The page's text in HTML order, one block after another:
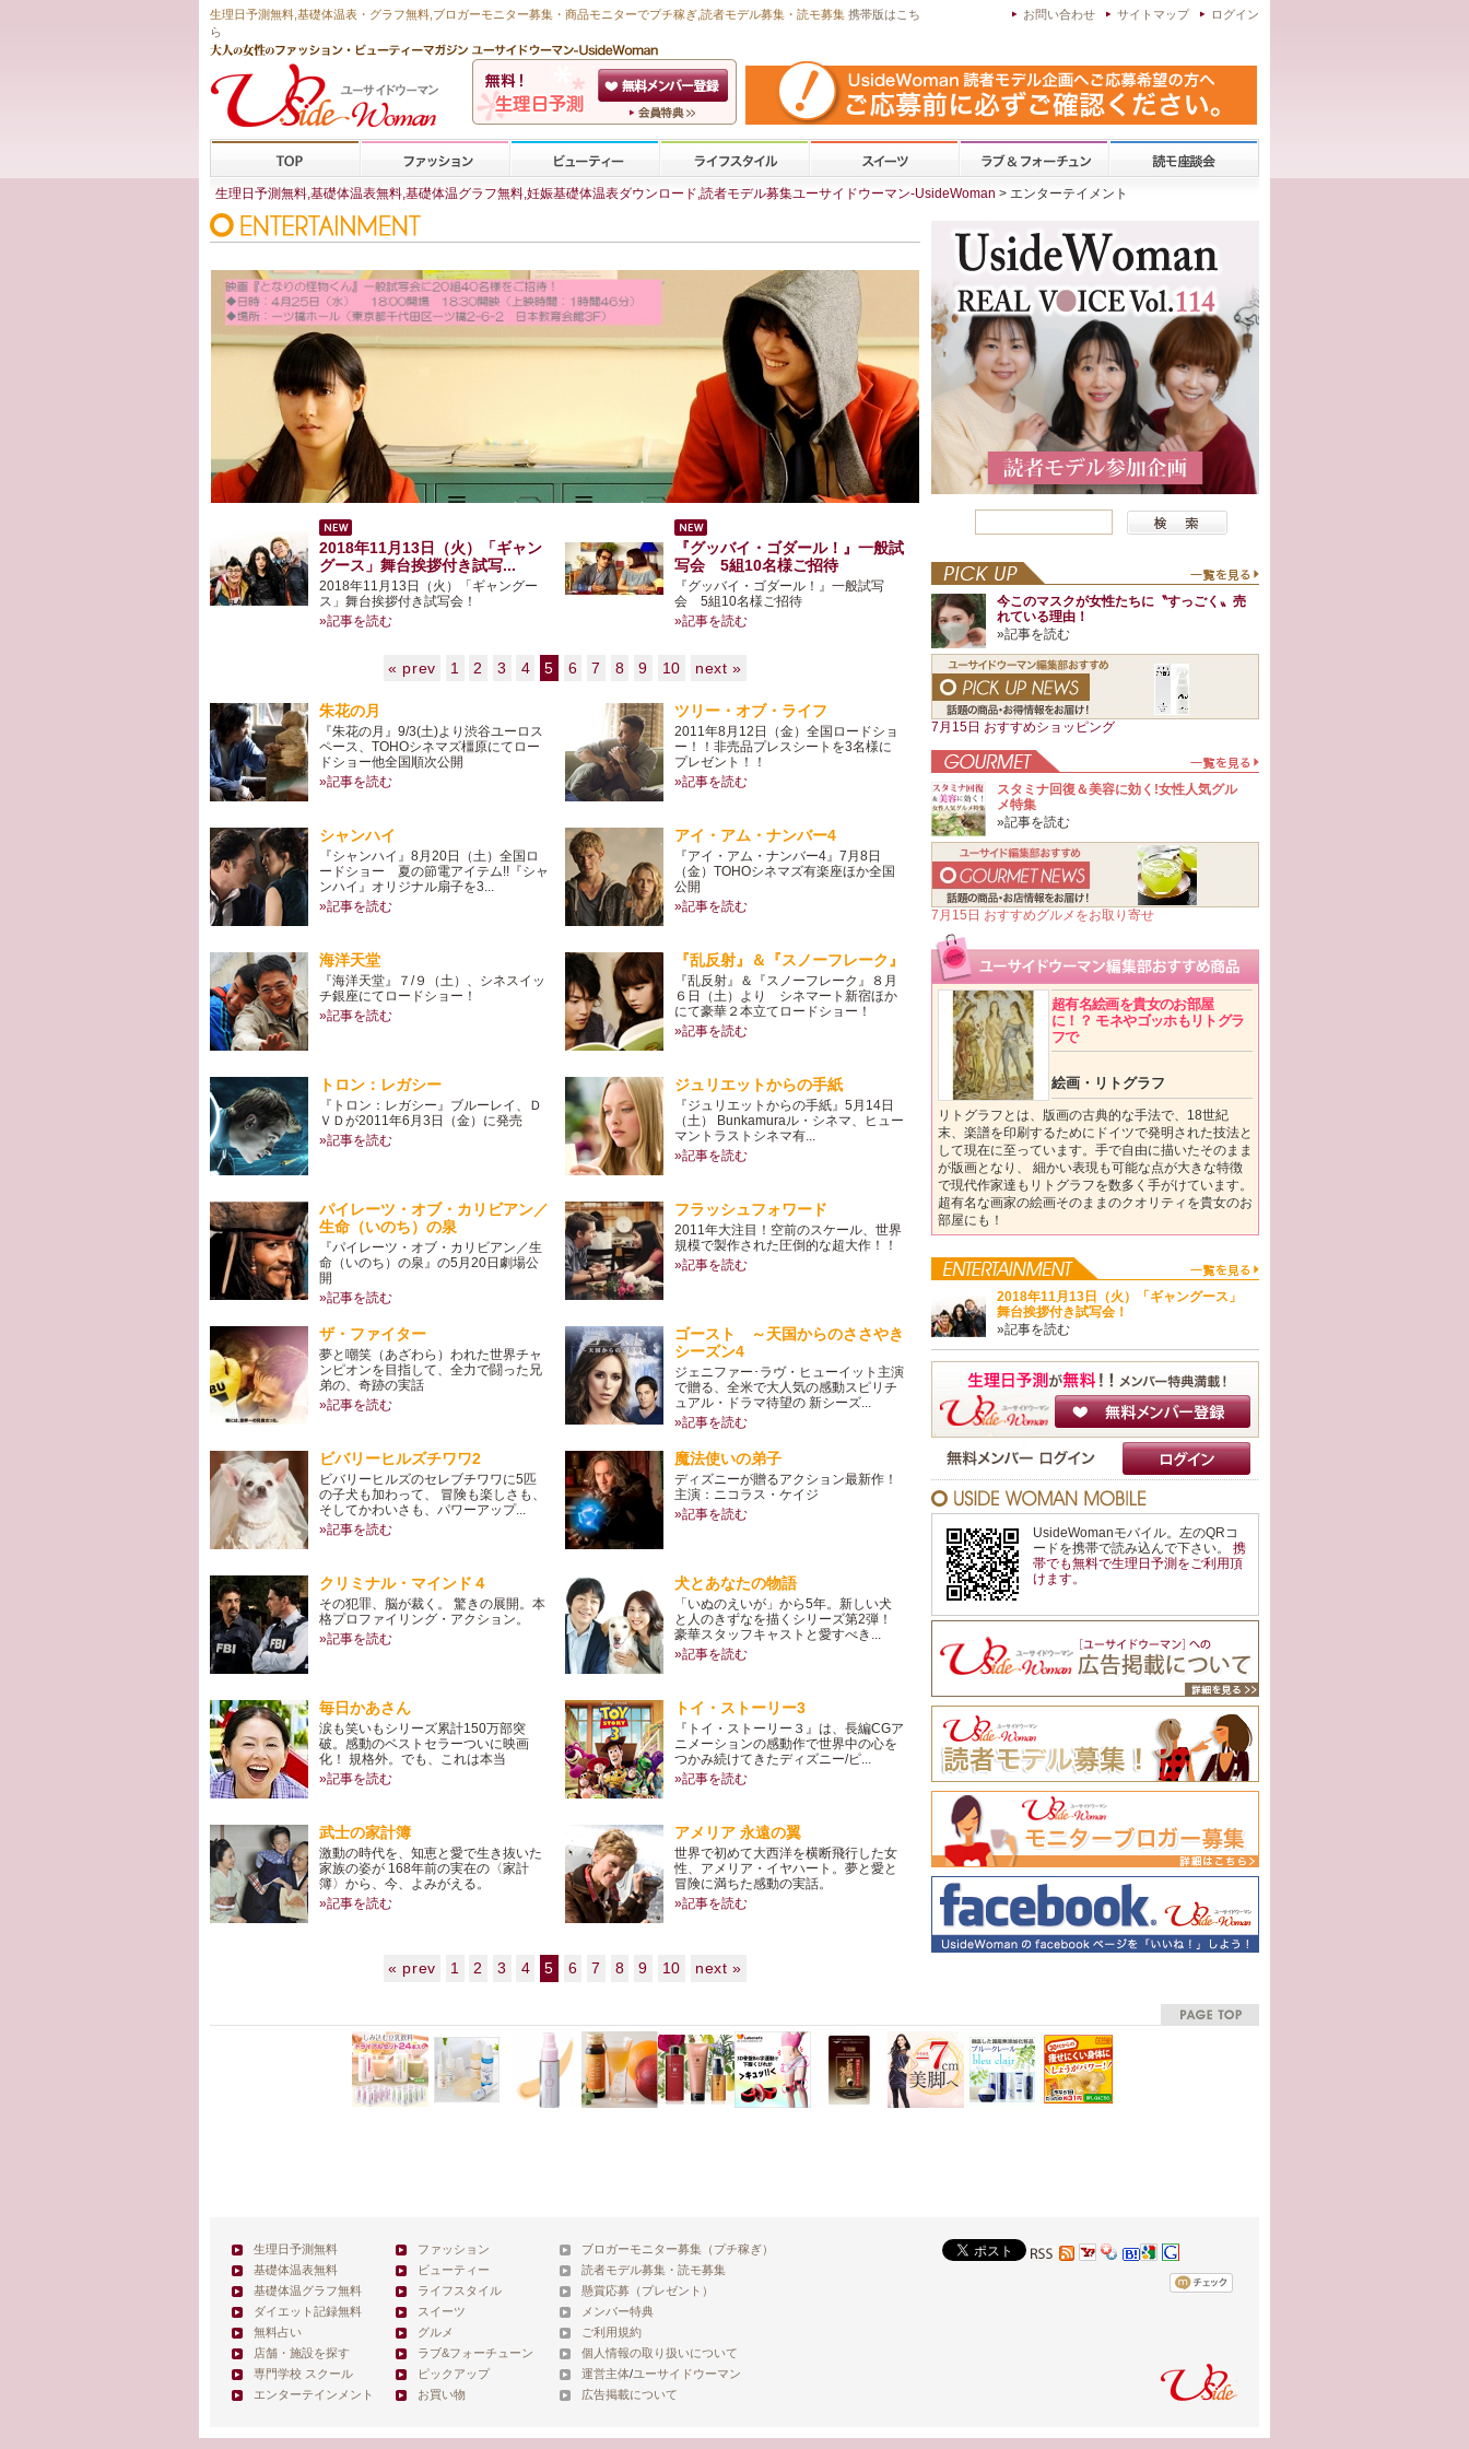
生理日予測無料 基礎体温表・グラフ無料 ,ブロガーモニター募集・商品モニターでプチ稼ぎ ,読者モデル募集・ 読モ募集 携帯版はこち
ら
ログイン
サイトマップ
お問い合わせ
生理日予測無料,基礎体温表無料,基礎体温グラフ無料,妊娠基礎体温表ダウンロード,読者モデル募集ユーサイドウーマン-UsideWoman > エンターテイメント
2018年11月13日（火）「ギャン
グース」舞台挨拶付き試写...
2018年11月13日（火）「ギャングー
ス」舞台挨拶付き試写会！
»記事を読む
『グッバイ・ゴダール！』一般試
写会 5組10名様ご招待
『グッバイ・ゴダール！』一般試写
会 5組10名様ご招待
»記事を読む
« prev 1 2 3 4 5 6 7 8 9 10 next »
朱花の月
『朱花の月』9/3(土)より渋谷ユーロス
ペース、TOHOシネマズ橿原にてロー
ドショー他全国順次公開
»記事を読む
ツリー・オブ・ライフ
2011年8月12日（金）全国ロードショ
ー！！非売品プレスシートを3名様に
プレゼント！！
»記事を読む
シャンハイ
『シャンハイ』8月20日（土）全国ロ
ードショー 夏の節電アイテム!!『シャ
ンハイ』オリジナル扇子を3...
»記事を読む
アイ・アム・ナンバー4
『アイ・アム・ナンバー4』7月8日
（金）TOHOシネマズ有楽座ほか全国
公開
»記事を読む
海洋天堂
『海洋天堂』７/９（土）、シネスイッ
チ銀座にてロードショー！
»記事を読む
『乱反射』＆『スノーフレーク』
『乱反射』＆『スノーフレーク』８月
６日（土）より シネマート新宿ほか
にて豪華２本立てロードショー！
»記事を読む
トロン：レガシー
『トロン：レガシー』ブルーレイ、Ｄ
ＶＤが2011年6月3日（金）に発売
»記事を読む
ジュリエットからの手紙
『ジュリエットからの手紙』5月14日
（土） Bunkamuraル・シネマ、ヒュー
マントラストシネマ有...
»記事を読む
パイレーツ・オブ・カリビアン／
生命（いのち）の泉
『パイレーツ・オブ・カリビアン／生
命（いのち）の泉』の5月20日劇場公
開
»記事を読む
フラッシュフォワード
2011年大注目！空前のスケール、世界
規模で製作された圧倒的な超大作！！
»記事を読む
ザ・ファイター
夢と嘲笑（あざわら）われた世界チャ
ンピオンを目指して、全力で闘った兄
弟の、奇跡の実話
»記事を読む
ゴースト ～天国からのささやき
シーズン4
ジェニファー･ラヴ・ヒューイット主演
で贈る、全米で大人気の感動スピリチ
ュアル・ドラマ待望の 新シーズ...
»記事を読む
ビバリーヒルズチワワ2
ビバリーヒルズのセレブチワワに5匹
の子犬も加わって、 冒険も楽しさも、
そしてかわいさも、パワーアップ...
»記事を読む
魔法使いの弟子
ディズニーが贈るアクション最新作！
主演：ニコラス・ケイジ
»記事を読む
クリミナル・マインド４
その犯罪、脳が裁く。 驚きの展開。本
格プロファイリング・アクション。
»記事を読む
犬とあなたの物語
「いぬのえいが」から5年。新しい犬
と人のきずなを描くシリーズ第2弾！
豪華スタッフキャストと愛すべき...
»記事を読む
毎日かあさん
涙も笑いもシリーズ累計150万部突
破。感動のベストセラーついに映画
化！ 規格外。でも、これは本当
»記事を読む
トイ・ストーリー3
『トイ・ストーリー３』は、長編CGア
ニメーションの感動作で世界中の心を
つかみ続けてきたディズニー/ピ...
»記事を読む
武士の家計簿
激動の時代を、知恵と愛で生き抜いた
家族の姿が 168年前の実在の〈家計
簿〉から、今、よみがえる。
»記事を読む
アメリア 永遠の翼
世界で初めて大西洋を横断飛行した女
性、アメリア・イヤハート。夢と愛と
冒険に満ちた感動の実話。
»記事を読む
« prev 1 2 3 4 5 6 7 8 9 10 next »
今このマスクが女性たちに〝すっごく〟売
れている理由！
»記事を読む
7月15日 おすすめショッピング
スタミナ回復＆美容に効く!女性人気グル
メ特集
»記事を読む
7月15日 おすすめグルメをお取り寄せ
超有名絵画を貴女のお部屋
に！？ モネやゴッホもリトグラ
フで
絵画・リトグラフ
リトグラフとは、版画の古典的な手法で、18世紀
末、楽譜を印刷するためにドイツで発明された技法と
して現在に至っています。手で自由に描いたそのまま
が版画となり、 細かい表現も可能な点が大きな特徴
で現代作家達もリトグラフを数多く手がけています。
超有名な画家の絵画そのままのクオリティを貴女のお
部屋にも！
2018年11月13日（火）「ギャングース」
舞台挨拶付き試写会！
»記事を読む
UsideWomanモバイル。左のQRコ
ードを携帯で読み込んで下さい。 携
帯でも無料で生理日予測 をご利用頂
けます。
生理日予測無料
基礎体温表無料
基礎体温グラフ無料
ダイエット記録無料
無料占い
店舗・施設を探す
専門学校 スクール
エンターテインメント
ファッション
ビューティー
ライフスタイル
スイーツ
グルメ
ラブ&フォーチューン
ピックアップ
お買い物
ブロガーモニター募集（プチ稼ぎ）
読者モデル募集・読モ募集
懸賞応募（プレゼント）
メンバー特典
ご利用規約
個人情報の取り扱いについて
運営主体/ユーサイドウーマン
広告掲載について